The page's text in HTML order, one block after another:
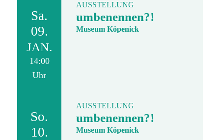
Sa.
09.
JAN.
14:00
Uhr
AUSSTELLUNG
umbenennen?!
Museum Köpenick
So.
10.
AUSSTELLUNG
umbenennen?!
Museum Köpenick